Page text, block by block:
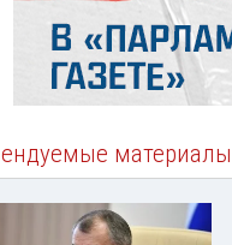
материалы